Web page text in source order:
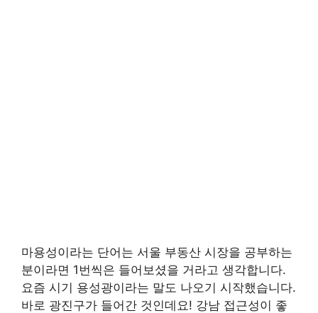
마용성이라는 단어는 서울 부동산 시장을 공부하는
분이라면 1번씩은 들어보셨을 거라고 생각합니다.
요즘 시기 용성광이라는 말도 나오기 시작했습니다.
바로 광진구가 들어간 것인데요! 강남 접근성이 좋